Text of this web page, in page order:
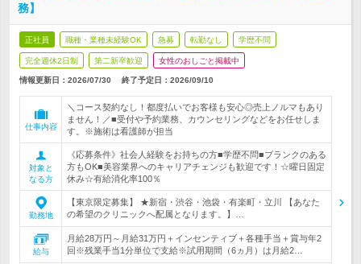
務】
正社員 職種・業種未経験OK 急募 転勤なし 学歴不問
完全週休2日制 第二新卒歓迎 女性のおしごと掲載中
情報更新日：2026/07/30 終了予定日： 2026/09/10
仕事内容
＼コース契約なし！都度払いでお客様も安心◎売上ノルマもあり
ません！／■受付や予約業務、カウンセリングなどをお任せしま
す。※施術は看護師が担当
対象と
なる方
《応募条件》社会人経験をお持ちの方■学歴不問■ブランクのある
方もOK■美容業界へのキャリアチェンジも歓迎です！☆曜日固定
休み☆有給消化率100％
勤務地
【東京限定募集】 ★新宿・渋谷・池袋・有楽町・立川 【あなた
の希望のクリニックへ配属となります。】…
給与
月給28万円～月給31万円＋インセンティブ＋各種手当＋賞与年2
回※残業手当1分単位で支給※試用期間（6ヵ月）は月給2…